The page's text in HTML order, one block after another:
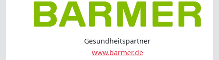
Gesundheitspartner
www.barmer.de